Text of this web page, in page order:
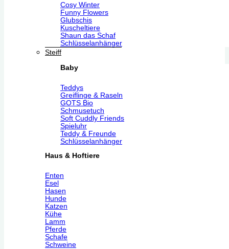
Cosy Winter
Funny Flowers
Glubschis
Kuscheltiere
Shaun das Schaf
Schlüsselanhänger
Steiff
Baby
Teddys
Greiflinge & Raseln
GOTS Bio
Schmusetuch
Soft Cuddly Friends
Spieluhr
Teddy & Freunde
Schlüsselanhänger
Haus & Hoftiere
Enten
Esel
Hasen
Hunde
Katzen
Kühe
Lamm
Pferde
Schafe
Schweine